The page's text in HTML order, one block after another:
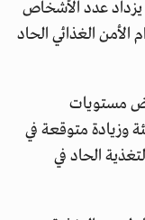
يزداد عدد الأشخاص
الغذائي الحاد
مستويات
الغذائية الإنسانية بنسبة 20 بالمئة وزيادة متوقعة في
الحاد في